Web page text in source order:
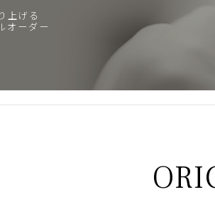
上げる
オーダー